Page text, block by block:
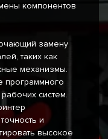
компонентов
замену
таких как
механизмы.
программного
систем.
и
высокое